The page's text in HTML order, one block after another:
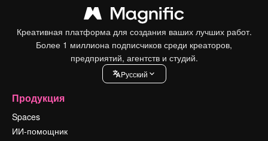
Креативная платформа для создания ваших лучших работ.
Более 1 миллиона подписчиков среди креаторов,
предприятий, агентств и студий.
Pусский
Продукция
Spaces
ИИ-помощник